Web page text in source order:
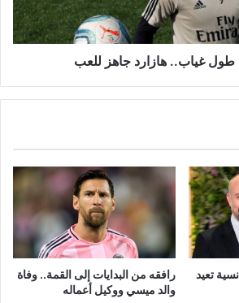
طول غياب.. هازارد جاهز للعب
تعيد
رافقه من البدايات إلى القمة.. وفاة
والد ميسي ووكيل أعماله